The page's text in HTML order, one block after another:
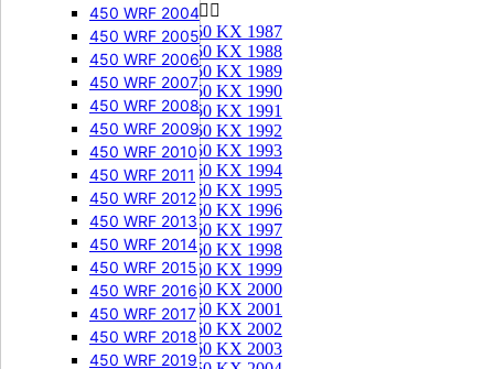
450 WRF 2004
450 WRF 2005
450 WRF 2006
450 WRF 2007
450 WRF 2008
450 WRF 2009
450 WRF 2010
450 WRF 2011
450 WRF 2012
450 WRF 2013
450 WRF 2014
450 WRF 2015
450 WRF 2016
450 WRF 2017
450 WRF 2018
450 WRF 2019
250 KX 
250 KX 1987
250 KX 1988
250 KX 1989
250 KX 1990
250 KX 1991
250 KX 1992
250 KX 1993
250 KX 1994
250 KX 1995
250 KX 1996
250 KX 1997
250 KX 1998
250 KX 1999
250 KX 2000
250 KX 2001
250 KX 2002
250 KX 2003